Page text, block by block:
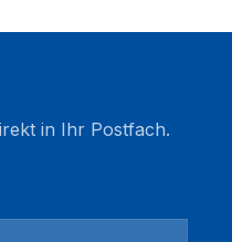
in Ihr Postfach.